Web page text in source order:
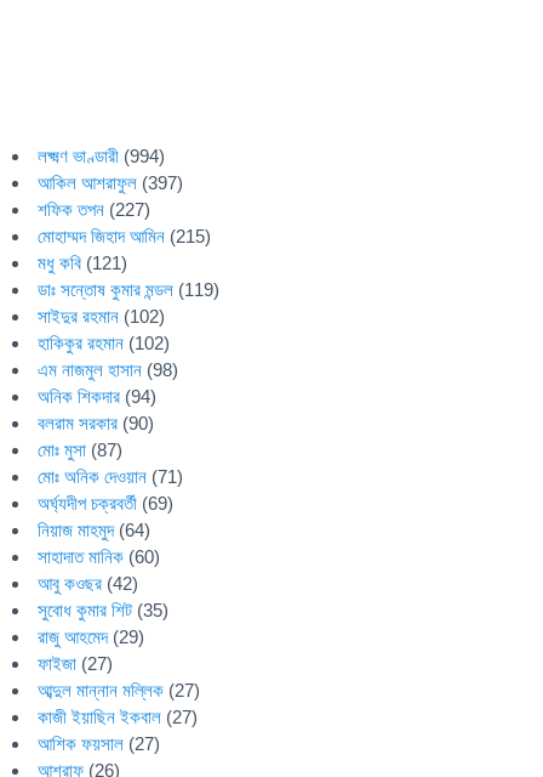
লক্ষ্মণ ভাণ্ডারী (994)
আকিল আশরাফুল (397)
শফিক তপন (227)
মোহাম্মদ জিহাদ আমিন (215)
মধু কবি (121)
ডাঃ সন্তোষ কুমার মন্ডল (119)
সাইদুর রহমান (102)
হাকিকুর রহমান (102)
এম নাজমুল হাসান (98)
অনিক শিকদার (94)
বলরাম সরকার (90)
মোঃ মুসা (87)
মোঃ অনিক দেওয়ান (71)
অর্ঘ্যদীপ চক্রবর্তী (69)
নিয়াজ মাহমুদ(64)
সাহাদাত মানিক (60)
আবু কওছর (42)
সুবোধ কুমার শিট (35)
রাজু আহমেদ(29)
ফাইজা (27)
আব্দুল মান্নান মল্লিক (27)
কাজী ইয়াছিন ইকবাল (27)
আশিক ফয়সাল (27)
আশরাফ (26)